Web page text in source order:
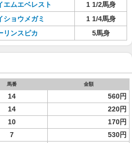
エムエベレスト
1 1/2馬身
ショウメガミ
1 1/4馬身
リンスピカ 5馬身
馬番 金額
14 560円
14
220円
10
170円
7
530円